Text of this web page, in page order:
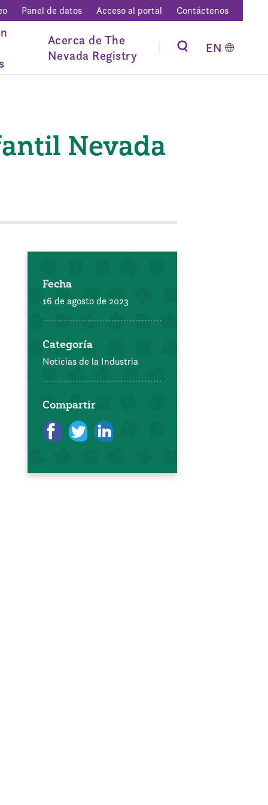
Panel de datos Acceso al portal Contáctenos
Acerca de The
Nevada Registry
EN
Nevada
Fecha
16 de agosto de 2023
Categoría
Noticias de la Industria
Compartir